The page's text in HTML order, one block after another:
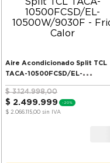
Aire Acondicionado Split TCL
TACA-10500FCSD/EL-
10500W/9030F - Frio Calor
$ 3.124.998,00
$ 2.499.999 -20%
$ 2.066.115,00 sin IVA